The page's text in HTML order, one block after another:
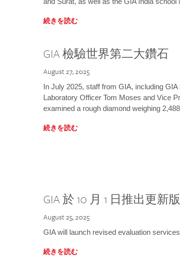
続きを読む
GIA 檢驗世界第二大鑽石
August 27, 2025
In July 2025, staff from GIA, including
Laboratory Officer Tom Moses and Vice
examined a rough diamond weighing
続きを読む
GIA 於 10 月 1 日推出更
August 25, 2025
GIA will launch revised evaluation
続きを読む